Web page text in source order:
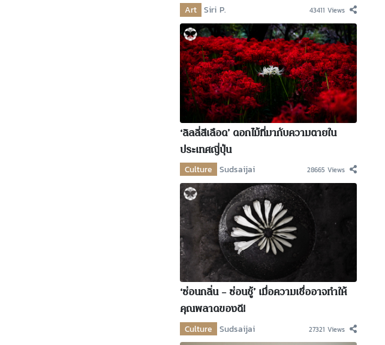
Art Siri P. 43411 Views
‘ลิลลี่สีเลือด’ ดอกไม้ที่มากับความตายใน
ประเทศญี่ปุ่น
Culture Sudsaijai 28665 Views
‘ซ่อนกลิ่น – ซ่อนชู้’ เมื่อความเชื่ออาจทำให้
คุณพลาดของดี!
Culture Sudsaijai 27321 Views